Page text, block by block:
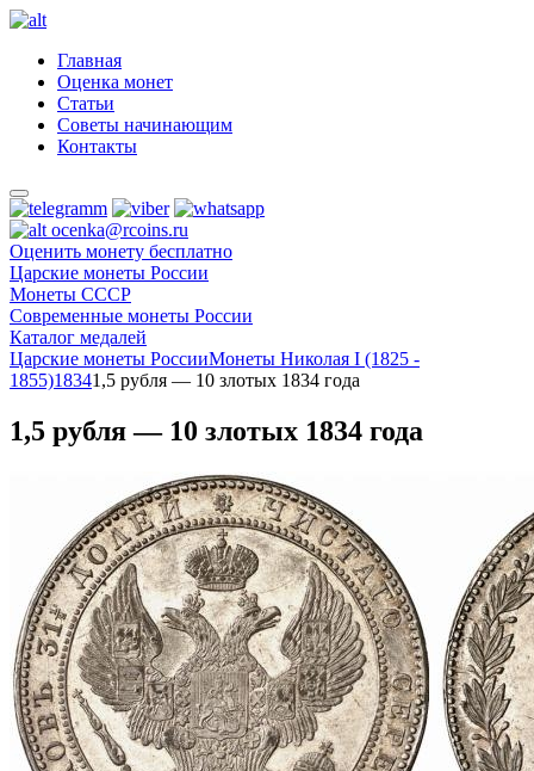
Главная
Оценка монет
Статьи
Советы начинающим
Контакты
ocenka@rcoins.ru
Оценить монету бесплатно
Царские монеты России
Монеты СССР
Современные монеты России
Каталог медалей
Царские монеты РоссииМонеты Николая I (1825 -
1855)18341,5 рубля — 10 злотых 1834 года
1,5 рубля — 10 злотых 1834 года